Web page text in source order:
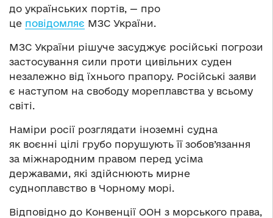
до українських портів, — про
це повідомляє МЗС України.
МЗС України рішуче засуджує російські погрози
застосування сили проти цивільних суден
незалежно від їхнього прапору. Російські заяви
є наступом на свободу мореплавства у всьому
світі.
Наміри росії розглядати іноземні судна
як воєнні цілі грубо порушують її зобов’язання
за міжнародним правом перед усіма
державами, які здійснюють мирне
судноплавство в Чорному морі.
Відповідно до Конвенції ООН з морського права,